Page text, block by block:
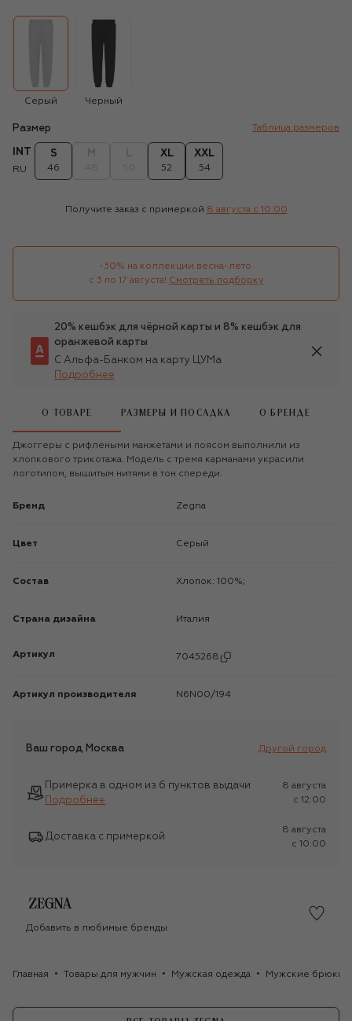
Серый Черный
Размер Таблица размеров
INT
RU
S
46
XL
52
XXL
54
Получите заказ с примеркой 8 августа c 10:00
-30% на коллекции весна-лето
с 3 по 17 августа! Смотреть подборку
20% кешбэк для чёрной карты и 8% кешбэк для
оранжевой карты
С Альфа-Банком на карту ЦУМа
Подробнее
О ТОВАРЕ РАЗМЕРЫ И ПОСАДКА О БРЕНДЕ
Джоггеры с рифлеными манжетами и поясом выполнили из
хлопкового трикотажа. Модель с тремя карманами украсили
логотипом, вышитым нитями в тон спереди.
Бренд Zegna
Цвет Серый
Состав Хлопок: 100%;
Страна дизайна Италия
Артикул 7045268
Артикул производителя N6N00/194
Ваш город Москва Другой город
Примерка в одном из 6 пунктов выдачи
Подробнее
8 августа
c 12:00
Доставка с примеркой
8 августа
c 10:00
Добавить в любимые бренды
Главная Товары для мужчин Мужская одежда Мужские брюки